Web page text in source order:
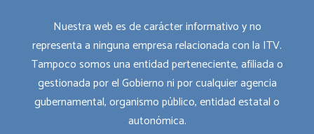
Nuestra web es de carácter informativo y no
representa a ninguna empresa relacionada con la ITV.
Tampoco somos una entidad perteneciente, afiliada o
gestionada por el Gobierno ni por cualquier agencia
gubernamental, organismo público, entidad estatal o
autonómica.